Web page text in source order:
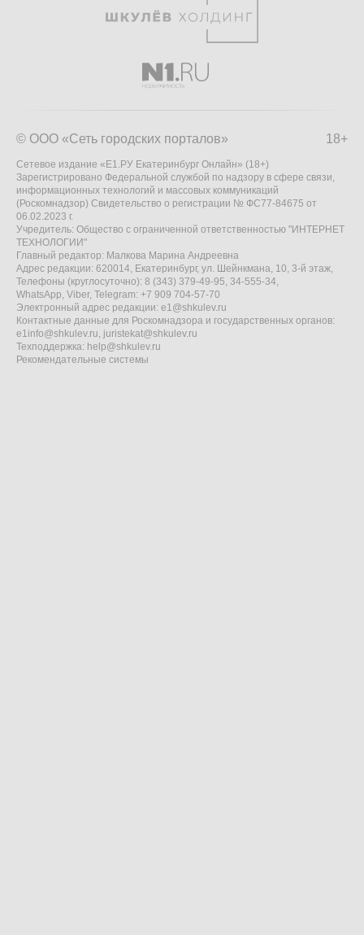
18+
© ООО «Сеть городских порталов»
Сетевое издание «Е1.РУ Екатеринбург Онлайн» (18+)
Зарегистрировано Федеральной службой по надзору в сфере связи,
информационных технологий и массовых коммуникаций
(Роскомнадзор) Свидетельство о регистрации № ФС77-84675 от
06.02.2023 г.
Учредитель: Общество с ограниченной ответственностью "ИНТЕРНЕТ
ТЕХНОЛОГИИ"
Главный редактор: Малкова Марина Андреевна
Адрес редакции: 620014, Екатеринбург, ул. Шейнкмана, 10, 3-й этаж,
Телефоны (круглосуточно): 8 (343) 379-49-95, 34-555-34,
WhatsApp, Viber, Telegram: +7 909 704-57-70
Электронный адрес редакции: e1@shkulev.ru
Контактные данные для Роскомнадзора и государственных органов:
e1info@shkulev.ru, juristekat@shkulev.ru
Техподдержка: help@shkulev.ru
Рекомендательные системы